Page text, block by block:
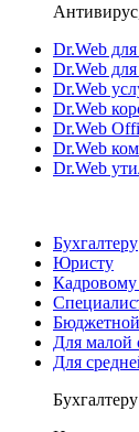
Dr.Web для
Dr.Web
Dr.Web
Dr.Web
Dr.Web
Dr.Web
Dr.Web
Бухгалтеру
Юристу
Для малой
Для
Бухгалтеру